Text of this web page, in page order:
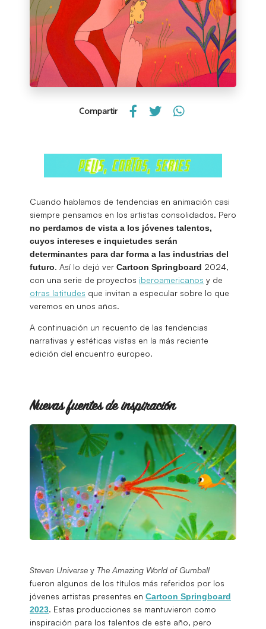
Compartir
Cuando hablamos de tendencias en animación casi
siempre pensamos en los artistas consolidados. Pero
no perdamos de vista a los jóvenes talentos,
cuyos intereses e inquietudes serán
determinantes para dar forma a las industrias del
futuro. Así lo dejó ver Cartoon Springboard 2024,
con una serie de proyectos iberoamericanos y de
otras latitudes que invitan a especular sobre lo que
veremos en unos años.
A continuación un recuento de las tendencias
narrativas y estéticas vistas en la más reciente
edición del encuentro europeo.
Nuevas fuentes de inspiración
Steven Universe y The Amazing World of Gumball
fueron algunos de los títulos más referidos por los
jóvenes artistas presentes en Cartoon Springboard
2023. Estas producciones se mantuvieron como
inspiración para los talentos de este año, pero